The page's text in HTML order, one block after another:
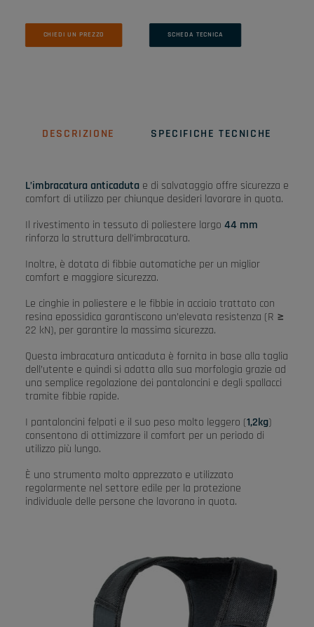
CHIEDI UN PREZZO SCHEDA TECNICA
DESCRIZIONE SPECIFICHE TECNICHE
L’imbracatura anticaduta e di salvataggio offre sicurezza e
comfort di utilizzo per chiunque desideri lavorare in quota.
Il rivestimento in tessuto di poliestere largo 44 mm
rinforza la struttura dell’imbracatura.
Inoltre, è dotata di fibbie automatiche per un miglior
comfort e maggiore sicurezza.
Le cinghie in poliestere e le fibbie in acciaio trattato con
resina epossidica garantiscono un’elevata resistenza (R ≥
22 kN), per garantire la massima sicurezza.
Questa imbracatura anticaduta è fornita in base alla taglia
dell’utente e quindi si adatta alla sua morfologia grazie ad
una semplice regolazione dei pantaloncini e degli spallacci
tramite fibbie rapide.
I pantaloncini felpati e il suo peso molto leggero (1,2kg)
consentono di ottimizzare il comfort per un periodo di
utilizzo più lungo.
È uno strumento molto apprezzato e utilizzato
regolarmente nel settore edile per la protezione
individuale delle persone che lavorano in quota.